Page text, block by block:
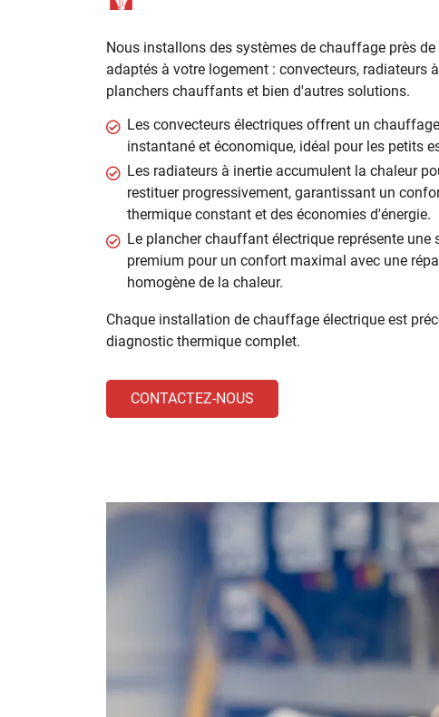
Nous installons des systèmes de chauffage près de
adaptés à votre logement : convecteurs, radiateurs
planchers chauffants et bien d'autres solutions.
Les convecteurs électriques offrent un chauffage
instantané et économique, idéal pour les petits
Les radiateurs à inertie accumulent la chaleur
restituer progressivement, garantissant un
thermique constant et des économies d'énergie.
Le plancher chauffant électrique représente une
premium pour un confort maximal avec une
homogène de la chaleur.
Chaque installation de chauffage électrique est
diagnostic thermique complet.
CONTACTEZ-NOUS